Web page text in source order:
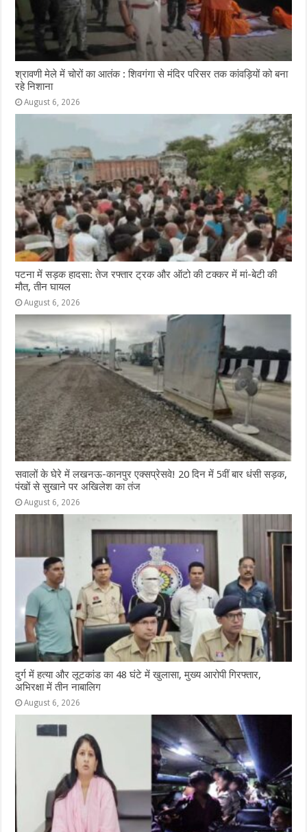
श्रावणी मेले में चोरों का आतंक : शिवगंगा से मंदिर परिसर तक कांवड़ियों को बना
रहे निशाना
August 6, 2026
पटना में सड़क हादसा: तेज रफ्तार ट्रक और ऑटो की टक्कर में मां-बेटी की
मौत, तीन घायल
August 6, 2026
सवालों के घेरे में लखनऊ-कानपुर एक्सप्रेसवे! 20 दिन में 5वीं बार धंसी सड़क,
पंखों से सुखाने पर अखिलेश का तंज
August 6, 2026
दुर्ग में हत्या और लूटकांड का 48 घंटे में खुलासा, मुख्य आरोपी गिरफ्तार,
अभिरक्षा में तीन नाबालिग
August 6, 2026